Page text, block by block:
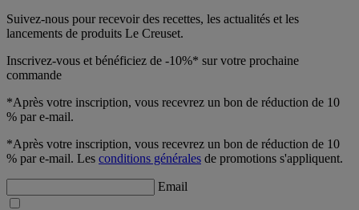
Suivez-nous pour recevoir des recettes, les actualités et les
lancements de produits Le Creuset.
Inscrivez-vous et bénéficiez de -10%* sur votre prochaine
commande
*Après votre inscription, vous recevrez un bon de réduction de 10
% par e-mail.
*Après votre inscription, vous recevrez un bon de réduction de 10
% par e-mail. Les conditions générales de promotions s'appliquent.
Email